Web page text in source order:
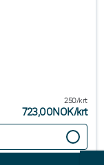
250/krt
723,00NOK/krt